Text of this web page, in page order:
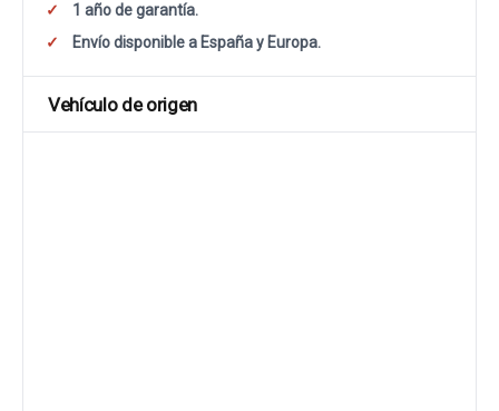
1 año de garantía.
Envío disponible a España y Europa.
Vehículo de origen